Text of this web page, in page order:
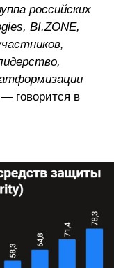
российских
BI.ZONE,
говорится в